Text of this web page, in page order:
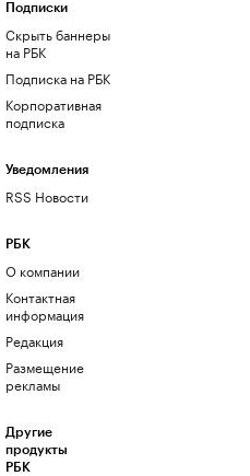
Подписки
Скрыть баннеры
на РБК
Подписка на РБК
Корпоративная
подписка
Уведомления
RSS Новости
РБК
О компании
Контактная
информация
Редакция
Размещение
рекламы
Другие
продукты
РБК